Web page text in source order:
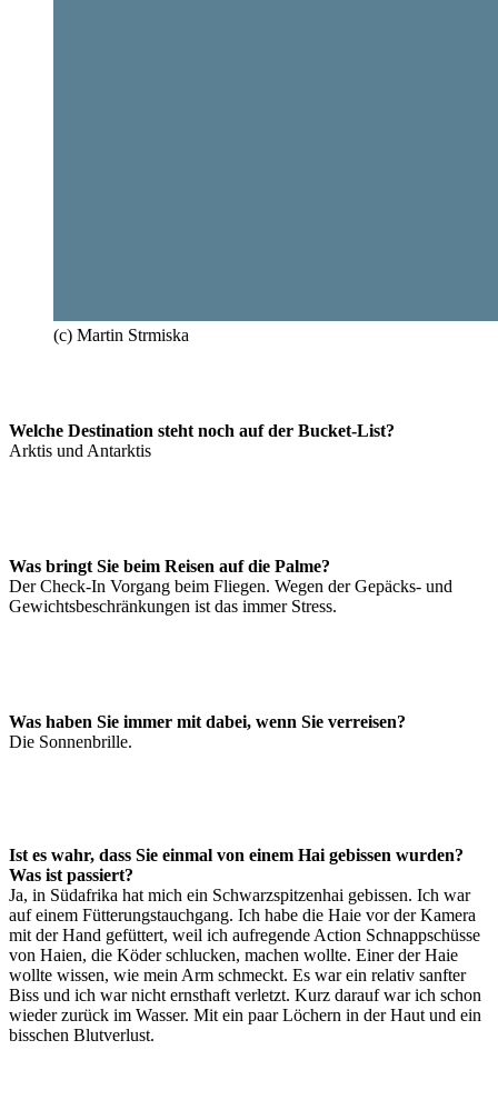
(c) Martin Strmiska
Welche Destination steht noch auf der Bucket-List?
Arktis und Antarktis
Was bringt Sie beim Reisen auf die Palme?
Der Check-In Vorgang beim Fliegen. Wegen der Gepäcks- und
Gewichtsbeschränkungen ist das immer Stress.
Was haben Sie immer mit dabei, wenn Sie verreisen?
Die Sonnenbrille.
Ist es wahr, dass Sie einmal von einem Hai gebissen wurden?
Was ist passiert?
Ja, in Südafrika hat mich ein Schwarzspitzenhai gebissen. Ich war
auf einem Fütterungstauchgang. Ich habe die Haie vor der Kamera
mit der Hand gefüttert, weil ich aufregende Action Schnappschüsse
von Haien, die Köder schlucken, machen wollte. Einer der Haie
wollte wissen, wie mein Arm schmeckt. Es war ein relativ sanfter
Biss und ich war nicht ernsthaft verletzt. Kurz darauf war ich schon
wieder zurück im Wasser. Mit ein paar Löchern in der Haut und ein
bisschen Blutverlust.